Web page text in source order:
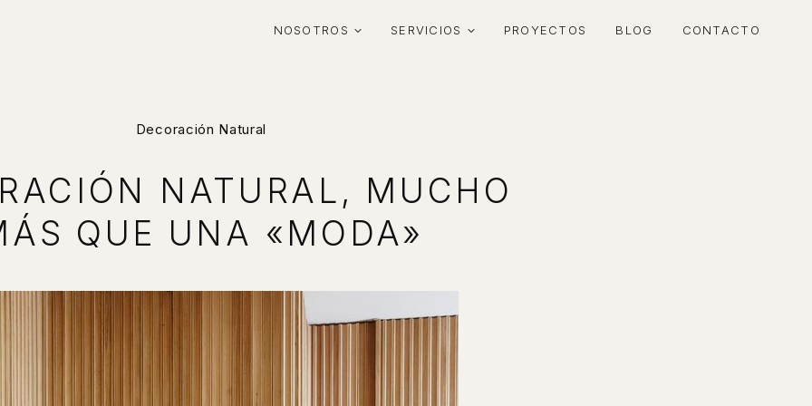
NOSOTROS SERVICIOS PROYECTOS BLOG CONTACTO
Decoración Natural
NATURAL, MUCHO
QUE UNA «MODA»